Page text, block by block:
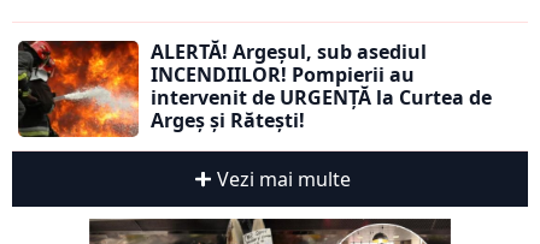
ALERTĂ! Argeșul, sub asediul
INCENDIILOR! Pompierii au
intervenit de URGENȚĂ la Curtea de
Argeș și Rătești!
Vezi mai multe